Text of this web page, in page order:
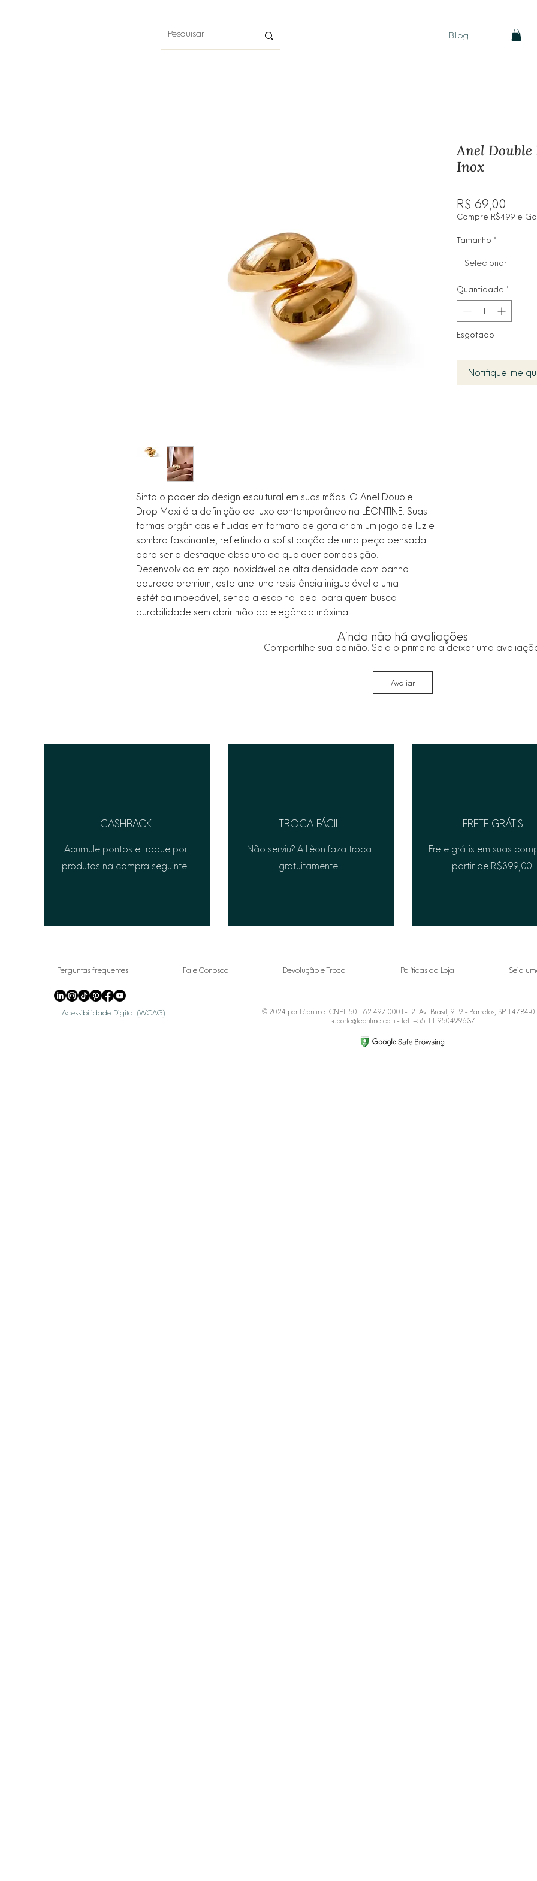
Blog
Sinta o poder do design escultural em suas mãos. O Anel Double
Drop Maxi é a definição de luxo contemporâneo na LÈONTINE. Suas
formas orgânicas e fluidas em formato de gota criam um jogo de luz e
sombra fascinante, refletindo a sofisticação de uma peça pensada
para ser o destaque absoluto de qualquer composição.
Desenvolvido em aço inoxidável de alta densidade com banho
dourado premium, este anel une resistência inigualável a uma
estética impecável, sendo a escolha ideal para quem busca
durabilidade sem abrir mão da elegância máxima.
Anel
Inox
R$ 69,00
Compre R$499 e
Tamanho *
Selecionar
Quantidade *
Esgotado
Notifique-me
Ainda não há avaliações
Compartilhe sua opinião. Seja o primeiro a deixar uma
Avaliar
FRETE GRÁTIS
Frete grátis em suas
partir de R$399,00.
TROCA FÁCIL
Não serviu? A Lèon faza troca
gratuitamente.
CASHBACK
Acumule pontos e troque por
produtos na compra seguinte.
Perguntas frequentes Fale Conosco Devolução e Troca Políticas da Loja Seja
Acessibilidade Digital (WCAG)
© 2024 por Lèontine. CNPJ: 50.162.497.0001-12 Av. Brasil, 919 - Barretos, SP 14784-
suporte@leontine.com- Tel: +55 11 950499637